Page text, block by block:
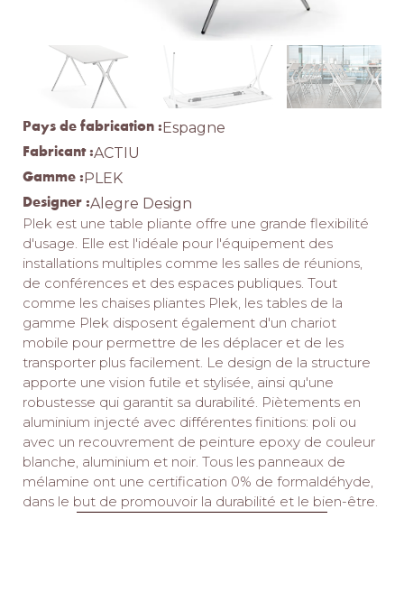
Pays de fabrication :Espagne
Fabricant :ACTIU
Gamme :PLEK
Designer :Alegre Design
Plek est une table pliante offre une grande flexibilité
d'usage.‎ Elle est l'idéale pour l'équipement des
installations multiples comme les salles de réunions,
de conférences et des espaces publiques.‎ Tout
comme les chaises pliantes Plek, les tables de la
gamme Plek disposent également d'un chariot
mobile pour permettre de les déplacer et de les
transporter plus facilement.‎ Le design de la structure
apporte une vision futile et stylisée, ainsi qu'une
robustesse qui garantit sa durabilité.‎ Piètements en
aluminium injecté avec différentes finitions: poli ou
avec un recouvrement de peinture epoxy de couleur
blanche, aluminium et noir.‎ Tous les panneaux de
mélamine ont une certification 0% de formaldéhyde,
dans le but de promouvoir la durabilité et le bien-être.‎